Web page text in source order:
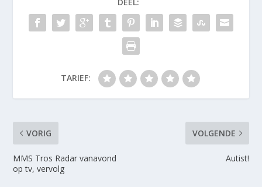
DEEL:
TARIEF:
VORIG
MMS Tros Radar vanavond
op tv, vervolg
VOLGENDE
Autist!